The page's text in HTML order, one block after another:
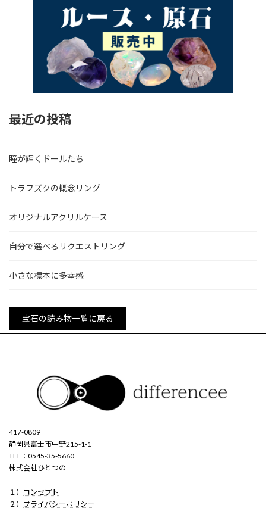
最近の投稿
瞳が輝くドールたち
トラフズクの概念リング
オリジナルアクリルケース
自分で選べるリクエストリング
小さな標本に多幸感
宝石の読み物一覧に戻る
417-0809
静岡県富士市中野215-1-1
TEL：0545-35-5660
株式会社ひとつの
１） コンセプト
２） プライバシーポリシー